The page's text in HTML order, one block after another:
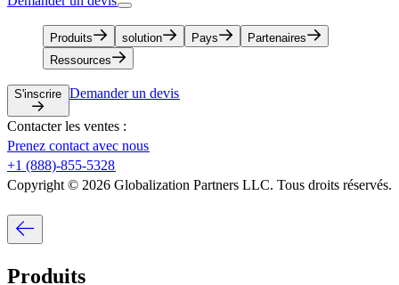
Produits​​ solution​​ Pays​​
Partenaires​​
Ressources​​
S'inscrire​​ Demander un devis​​
Contacter les ventes :​​
Prenez contact avec nous​​
+1 (888)-855-5328​​
Copyright © 2026 Globalization Partners LLC. Tous droits réservés.​​
Produits​​